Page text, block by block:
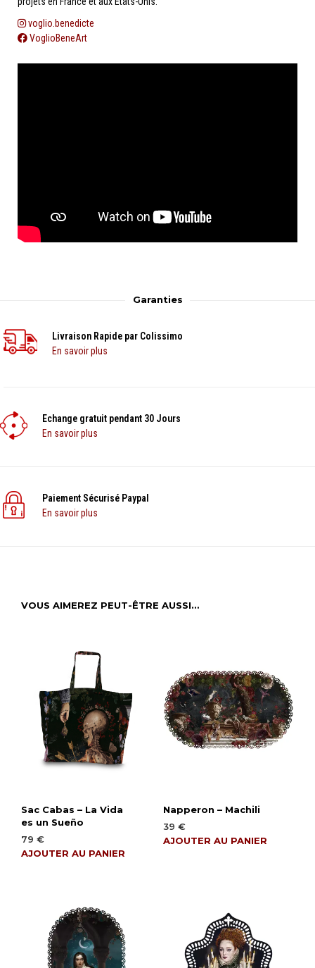
voglio.benedicte
VoglioBeneArt
Garanties
Livraison Rapide par Colissimo
En savoir plus
Echange gratuit pendant 30 Jours
En savoir plus
Paiement Sécurisé Paypal
En savoir plus
VOUS AIMEREZ PEUT-ÊTRE AUSSI…
Sac Cabas – La Vida
es un Sueño
79 €
AJOUTER AU PANIER
Napperon – Machili
39 €
AJOUTER AU PANIER